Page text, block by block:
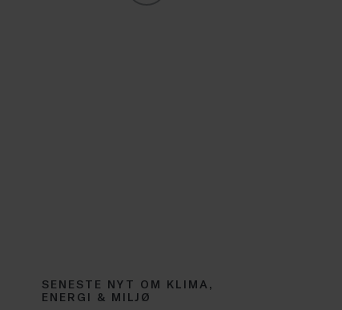
SENESTE NYT OM KLIMA,
ENERGI & MILJØ